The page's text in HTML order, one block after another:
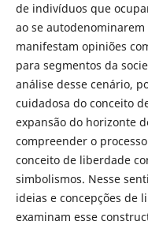
de indivíduos que
ao se
manifestam opiniões
para segmentos da
análise desse cenário,
cuidadosa do conceito
expansão do horizonte
compreender o
conceito de liberdade
simbolismos. Nesse
ideias e concepções de
examinam esse